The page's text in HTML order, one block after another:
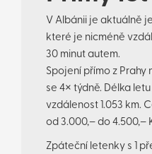
V Albánii je aktuálně
které je nicméně
30 minut autem.
Spojení přímo z Prahy
se 4× týdně. Délka
vzdálenost 1.053 km.
od 3.000,– do 4.500,–
Zpáteční letenky s 1